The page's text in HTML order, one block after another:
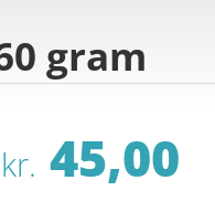
gram
kr. 45,00